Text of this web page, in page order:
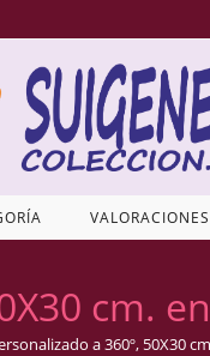
VALORACIONES
cm.
a 360º, 50X30